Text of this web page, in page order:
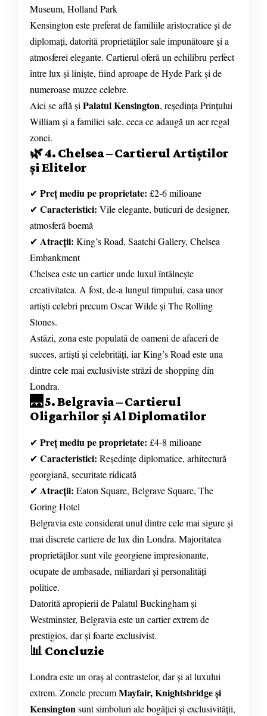
Museum, Holland Park
Kensington este preferat de familiile aristocratice și de
diplomați, datorită proprietăților sale impunătoare și a
atmosferei elegante. Cartierul oferă un echilibru perfect
între lux și liniște, fiind aproape de Hyde Park și de
numeroase muzee celebre.
Aici se află șiPalatul Kensington, reședința Prințului
William și a familiei sale, ceea ce adaugă un aer regal
zonei.
🌿 4. Chelsea – Cartierul Artiștilor
și Elitelor
✔ Preț mediu pe proprietate: £2-6 milioane
✔ Caracteristici: Vile elegante, buticuri de designer,
atmosferă boemă
✔ Atracții: King’s Road, Saatchi Gallery, Chelsea
Embankment
Chelsea este un cartier unde luxul întâlnește
creativitatea. A fost, de-a lungul timpului, casa unor
artiști celebri precum Oscar Wilde și The Rolling
Stones.
Astăzi, zona este populată de oameni de afaceri de
succes, artiști și celebrități, iar King’s Road este una
dintre cele mai exclusiviste străzi de shopping din
Londra.
🌉 5. Belgravia – Cartierul
Oligarhilor și Al Diplomatilor
✔ Preț mediu pe proprietate: £4-8 milioane
✔ Caracteristici: Reședințe diplomatice, arhitectură
georgiană, securitate ridicată
✔ Atracții: Eaton Square, Belgrave Square, The
Goring Hotel
Belgravia este considerat unul dintre cele mai sigure și
mai discrete cartiere de lux din Londra. Majoritatea
proprietăților sunt vile georgiene impresionante,
ocupate de ambasade, miliardari și personalități
politice.
Datorită apropierii de Palatul Buckingham și
Westminster, Belgravia este un cartier extrem de
prestigios, dar și foarte exclusivist.
📊 Concluzie
Londra este un oraș al contrastelor, dar și al luxului
extrem. Zonele precumMayfair, Knightsbridge și
Kensingtonsunt simboluri ale bogăției și exclusivității,